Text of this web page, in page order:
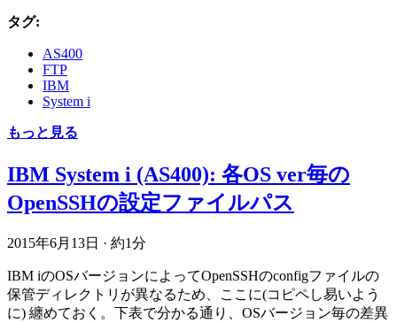
タグ:
AS400
FTP
IBM
System i
もっと見る
IBM System i (AS400): 各OS ver毎の
OpenSSHの設定ファイルパス
2015年6月13日 · 約1分
IBM iのOSバージョンによってOpenSSHのconfigファイルの
保管ディレクトリが異なるため、ここに(コピペし易いよう
に) 纏めておく。下表で分かる通り、OSバージョン毎の差異